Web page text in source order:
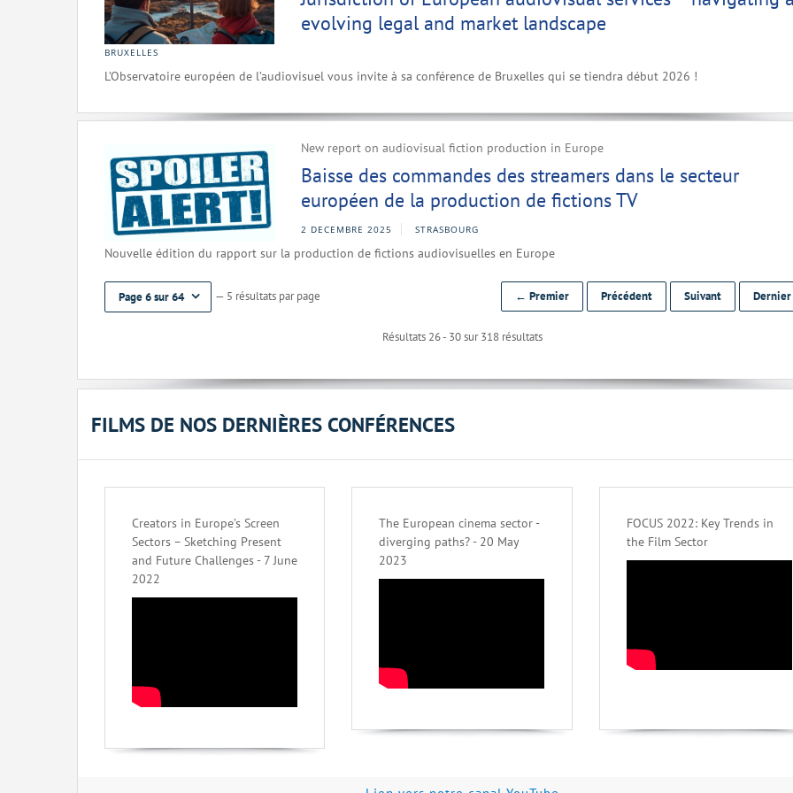
evolving legal and market landscape
BRUXELLES
L’Observatoire européen de l’audiovisuel vous invite à sa conférence de Bruxelles qui se tiendra début 2026 !
New report on audiovisual fiction production in Europe
Baisse des commandes des streamers dans le secteur
européen de la production de fictions TV
2 DECEMBRE 2025 STRASBOURG
Nouvelle édition du rapport sur la production de fictions audiovisuelles en Europe
Page 6 sur 64 — 5 résultats par page
Résultats 26 - 30 sur 318 résultats
← Premier Précédent Suivant
FILMS DE NOS DERNIÈRES CONFÉRENCES
Creators in Europe’s Screen
Sectors – Sketching Present
and Future Challenges - 7 June
2022
The European cinema sector -
diverging paths? - 20 May
2023
FOCUS 2022: Key Trends in
the Film Sector